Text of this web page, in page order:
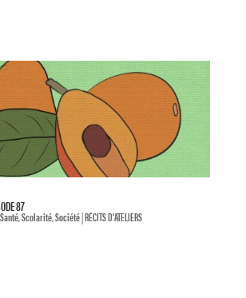
87
Santé,Scolarité,Société|RÉCITS D'ATELIERS